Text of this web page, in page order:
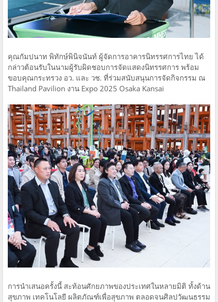
คุณกัมปนาท พิทักษ์พินิจนันท์ ผู้จัดการอาคารนิทรรศการไทย ได้
กล่าวต้อนรับในนามผู้รับผิดชอบการจัดแสดงนิทรรศการ พร้อม
ขอบคุณกระทรวง อว. และ วช. ที่ร่วมสนับสนุนการจัดกิจกรรม ณ
Thailand Pavilion งาน Expo 2025 Osaka Kansai
การนำเสนอครั้งนี้ สะท้อนศักยภาพของประเทศในหลายมิติ ทั้งด้าน
สุขภาพ เทคโนโลยี ผลิตภัณฑ์เพื่อสุขภาพ ตลอดจนศิลปวัฒนธรรม